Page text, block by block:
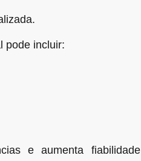
pode incluir:
e aumenta fiabilidade